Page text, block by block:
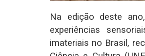
Na edição deste
experiências
imateriais no Brasil,